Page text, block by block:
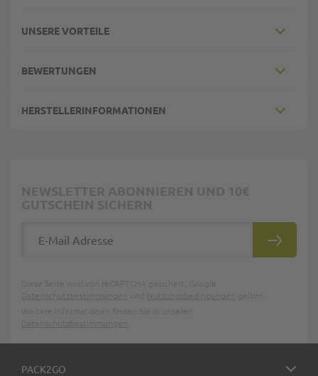
UNSERE VORTEILE
BEWERTUNGEN
HERSTELLERINFORMATIONEN
PACK2GO